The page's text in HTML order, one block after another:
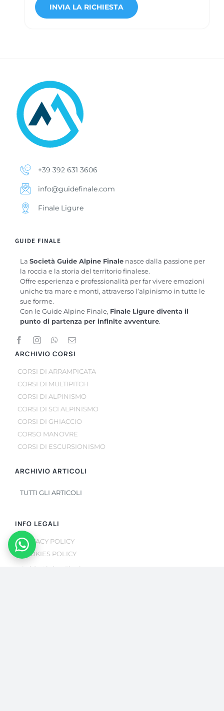
+39 392 631 3606
info@guidefinale.com
Finale Ligure
GUIDE FINALE
La Società Guide Alpine Finalenasce dalla passione per
la roccia e la storia del territorio finalese.
Offre esperienza e professionalità per far vivere emozioni
uniche tra mare e monti, attraverso l’alpinismo in tutte le
sue forme.
Con le Guide Alpine Finale, Finale Ligure diventa il
punto di partenza per infinite avventure.
ARCHIVIO CORSI
CORSI DI ARRAMPICATA
CORSI DI MULTIPITCH
CORSI DI ALPINISMO
CORSI DI SCI ALPINISMO
CORSI DI GHIACCIO
CORSO MANOVRE
CORSI DI ESCURSIONISMO
ARCHIVIO ARTICOLI
TUTTI GLI ARTICOLI
INFO LEGALI
PRIVACY POLICY
COOKIES POLICY
Guide Alpine Finale